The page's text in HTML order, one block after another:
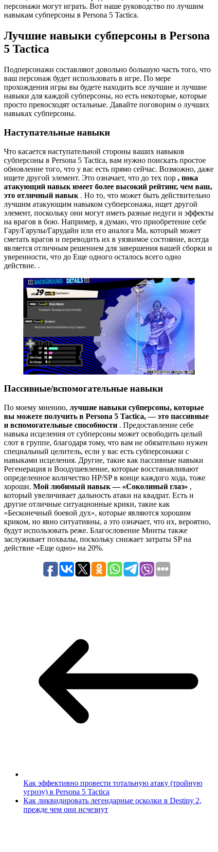
персонажи могут играть. Вот наше руководство по лучшим
навыкам субперсоны в Persona 5 Tactica.
Лучшие навыки субперсоны в Persona
5 Tactica
Подперсонажи составляют довольно большую часть того, что
ваш персонаж будет использовать в игре. По мере
прохождения игры вы будете находить все лучшие и лучшие
навыки для каждой субперсоны, но есть некоторые, которые
просто превосходят остальные. Давайте поговорим о лучших
навыках субперсоны.
Наступательные навыки
Что касается наступательной стороны ваших навыков
субперсоны в Persona 5 Tactica, вам нужно поискать простое
обновление того, что у вас есть прямо сейчас. Возможно, даже
ищете другой элемент. Это означает, что до тех пор , пока
атакующий навык имеет более высокий рейтинг, чем ваш,
это отличный навык . Но то, что может быть действительно
лучшим атакующим навыком субперсонажа, ищет другой
элемент, поскольку они могут иметь разные недуги и эффекты
на врагов в бою. Например, я думаю, что приобретение себе
Гару/Гарулы/Гарудайн или его аналога Ма, который может
сметать врагов и переводить их в уязвимое состояние, всегда
является отличным решением для завершения вашей сборки и
уверенности, что до Еще одного осталось всего одно
действие. .
Пассивные/вспомогательные навыки
По моему мнению, лучшие навыки субперсоны, которые
вы можете получить в Persona 5 Tactica, — это пассивные
и вспомогательные способности . Предоставление себе
навыка исцеления от субперсоны может освободить целый
слот в группе, благодаря тому, что вам не обязательно нужен
специальный целитель, если у вас есть субперсонажи с
навыками исцеления. Другие, такие как пассивные навыки
Регенерация и Воодушевление, которые восстанавливают
определенное количество HP/SP в конце каждого хода, тоже
хороши. Мой любимый навык — «Соколиный глаз» ,
который увеличивает дальность атаки на квадрат. Есть и
другие отличные ситуационные крики, такие как
«Бесконечный боевой дух», которые являются хорошим
криком, но явно ситуативны, а это означает, что их, вероятно,
будут использовать реже. Благословение Минты также
заслуживает похвалы, поскольку снижает затраты SP на
действие «Еще одно» на 20%.
Как эффективно провести тотальную атаку (тройную
угрозу) в Persona 5 Tactica
Как ликвидировать легендарные осколки в Destiny 2,
прежде чем они исчезнут